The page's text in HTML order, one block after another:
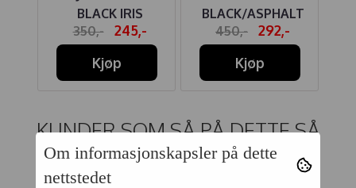
BLACK IRIS
350,-
245,-
Kjøp
BLACK/ASPHALT
450,-
292,-
Kjøp
KUNDER SOM SÅ PÅ DETTE SÅ
OGSÅ PÅ
Om informasjonskapsler på dette
nettstedet